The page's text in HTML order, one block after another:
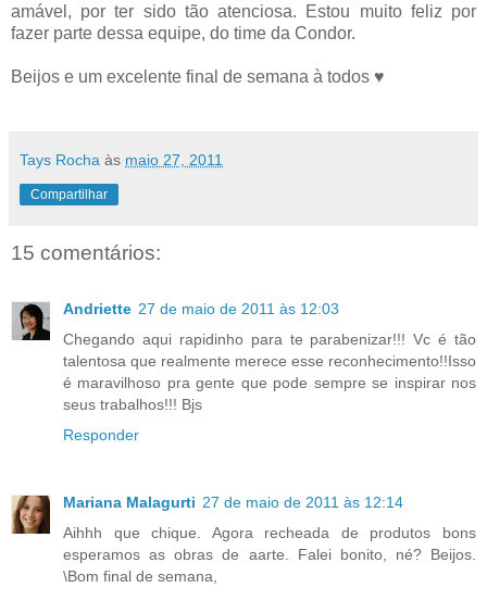
amável, por ter sido tão atenciosa. Estou muito feliz por
fazer parte dessa equipe, do time da Condor.
Beijos e um excelente final de semana à todos ♥
Tays Rocha às maio 27, 2011
Compartilhar
15 comentários:
Andriette 27 de maio de 2011 às 12:03
Chegando aqui rapidinho para te parabenizar!!! Vc é tão
talentosa que realmente merece esse reconhecimento!!Isso
é maravilhoso pra gente que pode sempre se inspirar nos
seus trabalhos!!! Bjs
Responder
Mariana Malagurti 27 de maio de 2011 às 12:14
Aihhh que chique. Agora recheada de produtos bons
esperamos as obras de aarte. Falei bonito, né? Beijos.
\Bom final de semana,